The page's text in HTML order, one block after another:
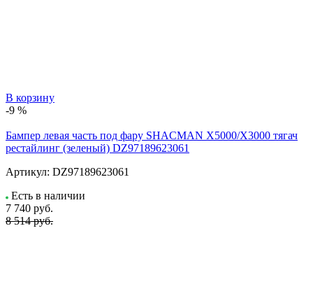
В корзину
-9 %
Бампер левая часть под фару SHACMAN X5000/X3000 тягач
рестайлинг (зеленый) DZ97189623061
Артикул: DZ97189623061
Есть в наличии
7 740 руб.
8 514 руб.